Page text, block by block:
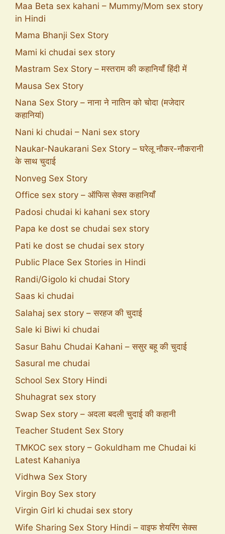
Maa Beta sex kahani – Mummy/Mom sex story
in Hindi
Mama Bhanji Sex Story
Mami ki chudai sex story
Mastram Sex Story – मस्तराम की कहानियाँ हिंदी में
Mausa Sex Story
Nana Sex Story – नाना ने नातिन को चोदा (मजेदार
कहानियां)
Nani ki chudai – Nani sex story
Naukar-Naukarani Sex Story – घरेलू नौकर-नौकरानी
के साथ चुदाई
Nonveg Sex Story
Office sex story – ऑफिस सेक्स कहानियाँ
Padosi chudai ki kahani sex story
Papa ke dost se chudai sex story
Pati ke dost se chudai sex story
Public Place Sex Stories in Hindi
Randi/Gigolo ki chudai Story
Saas ki chudai
Salahaj sex story – सरहज की चुदाई
Sale ki Biwi ki chudai
Sasur Bahu Chudai Kahani – ससुर बहू की चुदाई
Sasural me chudai
School Sex Story Hindi
Shuhagrat sex story
Swap Sex story – अदला बदली चुदाई की कहानी
Teacher Student Sex Story
TMKOC sex story – Gokuldham me Chudai ki
Latest Kahaniya
Vidhwa Sex Story
Virgin Boy Sex story
Virgin Girl ki chudai sex story
Wife Sharing Sex Story Hindi – वाइफ शेयरिंग सेक्स